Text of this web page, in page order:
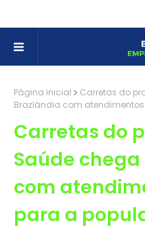
Página inicial
Carretas do
Brazlândia com
Carretas do
Saúde
com
para a